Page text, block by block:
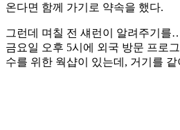
온다면 함께 가기로 약속을 했다.
그런데 며칠 전 섀런이 알려주기를
금요일 오후 5시에 외국 방문 프로
수를 위한 웍샵이 있는데, 거기를